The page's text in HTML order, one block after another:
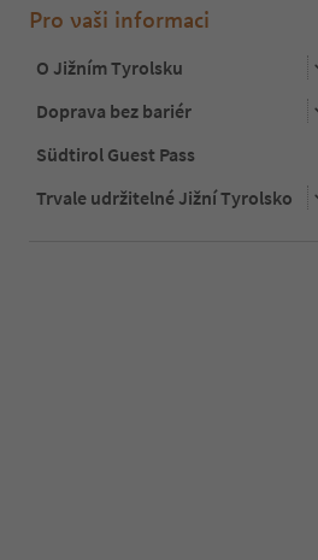
Pro vaši informaci
O Jižním Tyrolsku
Doprava bez bariér
Südtirol Guest Pass
Trvale udržitelné Jižní Tyrolsko